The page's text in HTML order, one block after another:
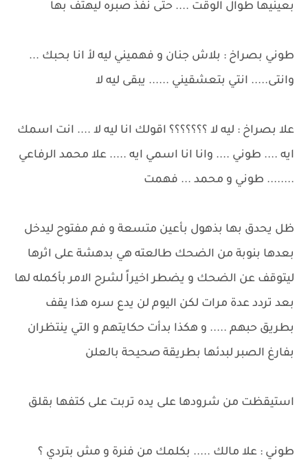
بعينيها طوال الوقت .... حتى نفذ صبره ليهتف بها
طوني بصراخ : بلاش جنان و فهميني ليه لأ انا بحبك ...
وانتى..... انتي بتعشقيني ...... يبقى ليه لا
علا بصراخ : ليه لا ؟؟؟؟؟؟؟ اقولك انا ليه لا .... انت اسمك
ايه .... طوني .... وانا انا اسمي ايه ..... علا محمد الرفاعي
........ طوني و محمد ... فهمت
ظل يحدق بها بذهول بأعين متسعة و فم مفتوح ليدخل
بعدها بنوبة من الضحك طالعته هي بدهشة على اثرها
ليتوقف عن الضحك و يضطر اخيراً لشرح الامر بأكمله لها
بعد تردد عدة مرات لكن اليوم لن يدع سره هذا يقف
بطريق حبهم ..... و هكذا بدأت حكايتهم و التي ينتظران
بفارغ الصبر لبدئها بطريقة صحيحة بالعلن
استيقظت من شرودها على يده تربت على كتفها بقلق
طوني : علا مالك ..... بكلمك من فنرة و مش بتردي ؟